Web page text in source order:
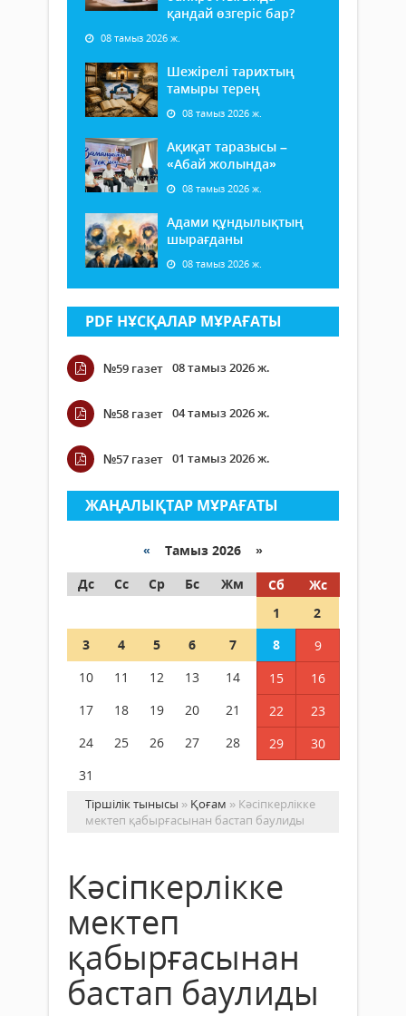
қандай өзгеріс бар?
08 тамыз 2026 ж.
Шежірелі тарихтың
тамыры терең
08 тамыз 2026 ж.
Ақиқат таразысы –
«Абай жолында»
08 тамыз 2026 ж.
Адами құндылықтың
шырағданы
08 тамыз 2026 ж.
PDF НҰСҚАЛАР МҰРАҒАТЫ
№59 газет 08 тамыз 2026 ж.
№58 газет 04 тамыз 2026 ж.
№57 газет 01 тамыз 2026 ж.
ЖАҢАЛЫҚТАР МҰРАҒАТЫ
« Тамыз 2026 »
Дс
Сс Ср Бс Жм Сб
Жс
1
2
3
4 5 6 7 8
9
10
11 12 13 14 15
16
17
18 19 20 21 22
23
24
25 26 27 28 29
30
31
Тіршілік тынысы » Қоғам » Кәсіпкерлікке
мектеп қабырғасынан бастап баулиды
Кәсіпкерлікке
мектеп
қабырғасынан
бастап баулиды